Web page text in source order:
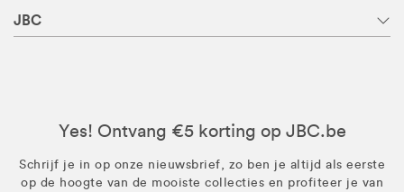
JBC
Yes! Ontvang €5 korting op JBC.be
Schrijf je in op onze nieuwsbrief, zo ben je altijd als eerste
op de hoogte van de mooiste collecties en profiteer je van